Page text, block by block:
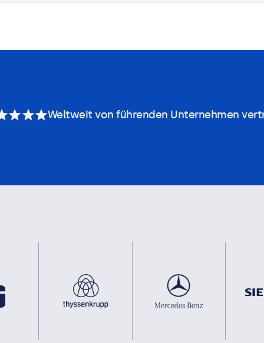
Weltweit von führenden Unternehmen